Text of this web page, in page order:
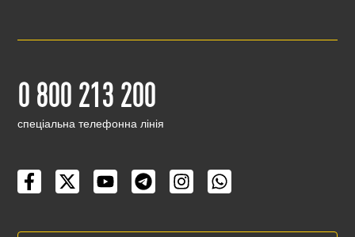
0 800 213 200
cпеціальна телефонна лінія